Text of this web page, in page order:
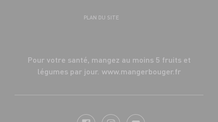
PLAN DU SITE
Pour votre santé, mangez au moins 5 fruits et
légumes par jour. www.mangerbouger.fr